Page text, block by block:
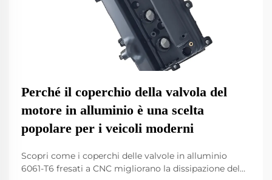
Perché il coperchio della valvola del
motore in alluminio è una scelta
popolare per i veicoli moderni
Scopri come i coperchi delle valvole in alluminio
6061-T6 fresati a CNC migliorano la dissipazione del